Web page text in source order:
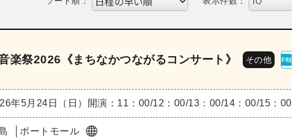
楽祭2026《まちなかつながるコンサート》 その他
年5月24日（日） 開演：11：00/12：00/13：00/14：00/15：00
ポートモール